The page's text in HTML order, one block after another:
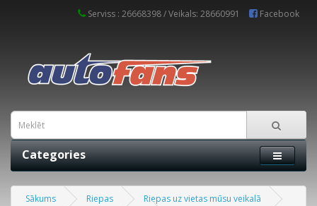
Serviss : 26668398 / Veikals: 28660991 Facebook
Categories
Sākums Riepas
Riepas uz vietas mūsu veikalā